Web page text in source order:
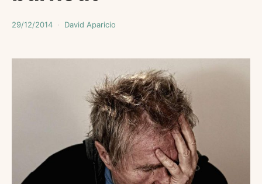
29/12/2014 David Aparicio